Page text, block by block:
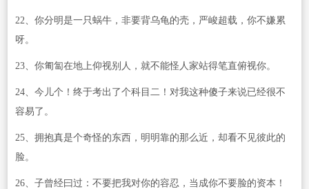
22、你分明是一只蜗牛，非要背乌龟的壳，严峻超载，你不嫌累
呀。
23、你匍匐在地上仰视别人，就不能怪人家站得笔直俯视你。
24、今儿个！终于考出了个科目二！对我这种傻子来说已经很不
容易了。
25、拥抱真是个奇怪的东西，明明靠的那么近，却看不见彼此的
脸。
26、子曾经曰过：不要把我对你的容忍，当成你不要脸的资本！